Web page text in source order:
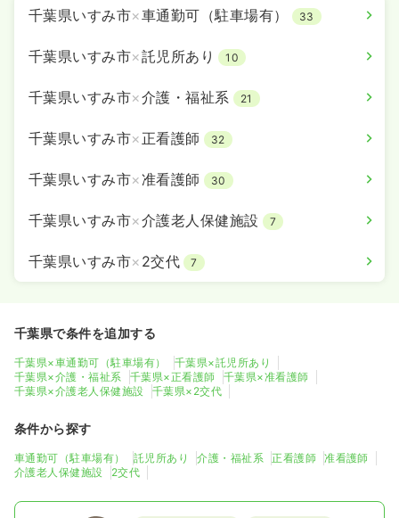
千葉県いすみ市×車通勤可（駐車場有） 33
千葉県いすみ市×託児所あり 10
千葉県いすみ市×介護・福祉系 21
千葉県いすみ市× 正看護師 32
千葉県いすみ市×准看護師 30
千葉県いすみ市×介護老人保健施設 7
千葉県いすみ市× 2交代 7
千葉県で条件を追加する
千葉県×車通勤可（駐車場有）
千葉県×託児所あり
千葉県×介護・福祉系
千葉県×正看護師
千葉県×准看護師
千葉県×介護老人保健施設
千葉県×2交代
条件から探す
車通勤可（駐車場有） 託児所あり 介護・福祉系 正看護師
准看護師
介護老人保健施設
2交代